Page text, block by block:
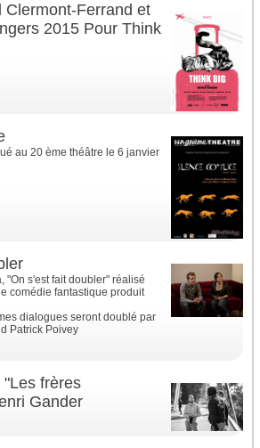
Clermont-Ferrand et
2015 Pour Think
au 20 ème théâtre le 6 janvier
"On s'est fait doubler" réalisé
comédie fantastique produit
dialogues seront doublé par
Patrick Poivey
"Les frères
Gander